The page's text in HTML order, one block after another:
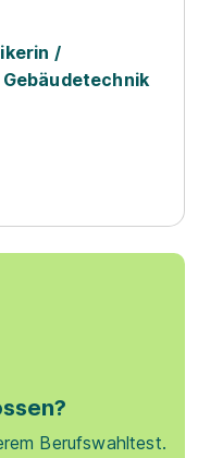
/
Berufswahltest.